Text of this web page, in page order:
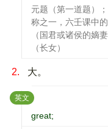
元题（第一道题）
称之一，六壬课中
（国君或诸侯的嫡
（长女）
2. 大。
英文 ：
great;